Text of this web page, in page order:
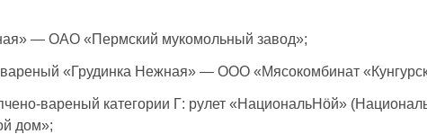
— ОАО «Пермский мукомольный завод»;
«Грудинка Нежная» — ООО «Мясокомбинат
вареный категории Г: рулет «НациональНöй»
дом»;